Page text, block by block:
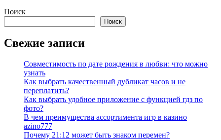
Поиск
Поиск
Свежие записи
Совместимость по дате рождения в любви: что можно
узнать
Как выбрать качественный дубликат часов и не
переплатить?
Как выбрать удобное приложение с функцией гдз по
фото?
В чем преимущества ассортимента игр в казино
azino777
Почему 21:12 может быть знаком перемен?